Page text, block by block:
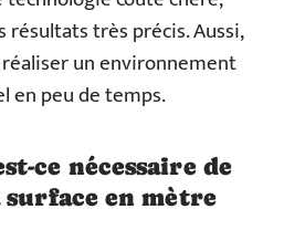
résultats très précis. Aussi,
un environnement
en peu de temps.
ce nécessaire de
en mètre